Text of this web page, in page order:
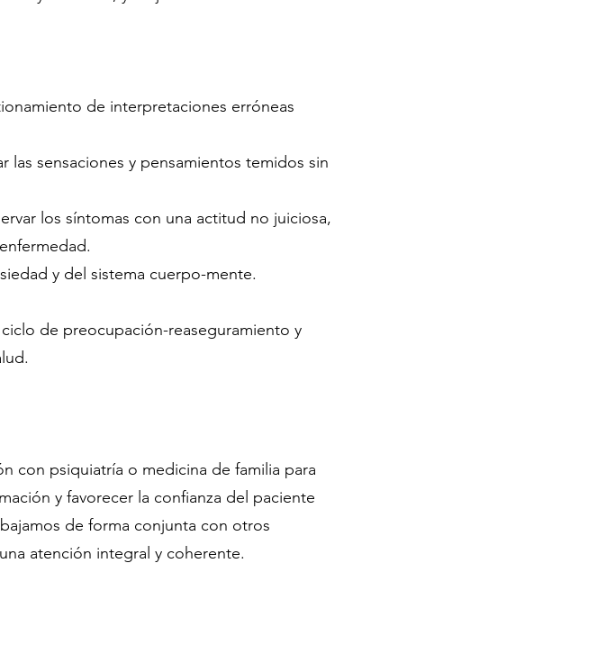
de interpretaciones erróneas
sensaciones y pensamientos temidos sin
los síntomas con una actitud no juiciosa,
y del sistema cuerpo-mente.
de preocupación-reaseguramiento y
con psiquiatría o medicina de familia para
y favorecer la confianza del paciente
de forma conjunta con otros
atención integral y coherente.